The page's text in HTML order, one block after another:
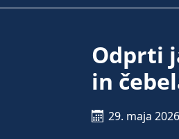
Odprti
in
29. maja 2026